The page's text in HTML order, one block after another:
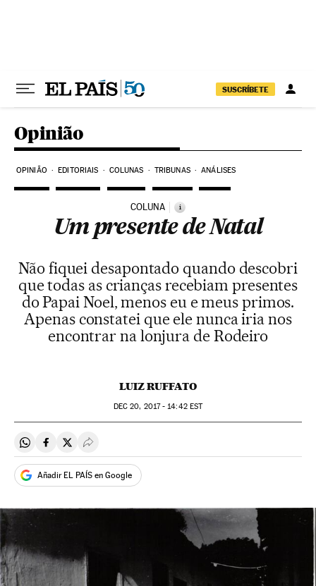
SUSCRÍBETE
Opinião
OPINIÃO EDITORIAIS COLUNAS TRIBUNAS ANÁLISES
COLUNA i
Um presente de Natal
Não fiquei desapontado quando descobri
que todas as crianças recebiam presentes
do Papai Noel, menos eu e meus primos.
Apenas constatei que ele nunca iria nos
encontrar na lonjura de Rodeiro
LUIZ RUFFATO
DEC 20, 2017 - 14:42EST
Compartir en Whatsapp
Compartir en Facebook
Compartir en Twitter
Desplegar Redes Sociales
Añadir EL PAÍS en Google